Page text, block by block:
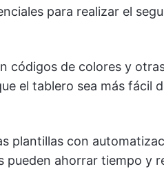
para realizar el
códigos de colores y
el tablero sea más fácil
plantillas con
ahorrar tiempo y